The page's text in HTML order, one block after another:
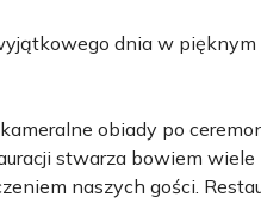
dnia w
obiady po
stwarza bowiem
naszych gości.